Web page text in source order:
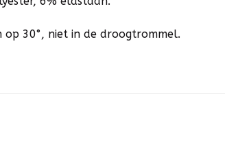
op 30°, niet in de droogtrommel.